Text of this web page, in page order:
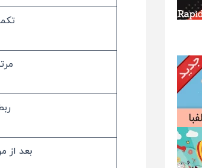
بعد از